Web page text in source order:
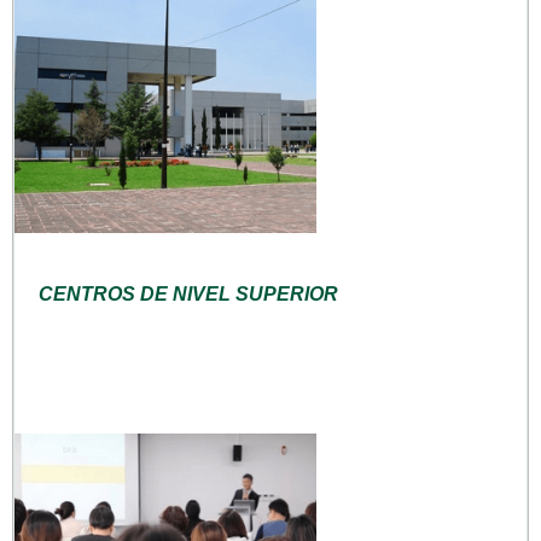
CENTROS DE NIVEL SUPERIOR